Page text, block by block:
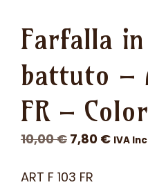
Farfalla
battuto –
FR –
10,00€ Il
originale
7,80 €IlIVA
ART F 103 FR